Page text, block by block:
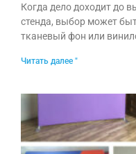
Когда дело доходит до
стенда, выбор может
тканевый фон или
Читать далее "